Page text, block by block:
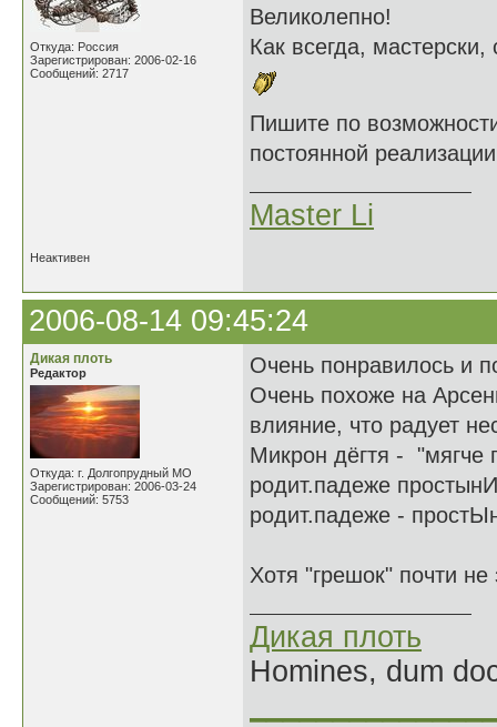
Откуда: Россия
Зарегистрирован: 2006-02-16
Сообщений: 2717
Великолепно!
Как всегда,
Пишите по
постоянной
Master Li
Неактивен
2006-08-14 09:45:24
Дикая плоть
Редактор
Откуда: г. Долгопрудный МО
Зарегистрирован: 2006-03-24
Сообщений: 5753
Очень понравилось и
Очень похоже на
влияние, что радует
Микрон дёгтя - "мягче
родит.падеже
родит.падеже -
Хотя "грешок" почти не
Дикая плоть
Homines, dum